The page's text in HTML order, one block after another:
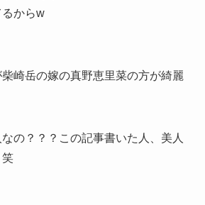
るからw
崎岳の嫁の真野恵里菜の方が綺麗
の？？？この記事書いた人、美人
笑